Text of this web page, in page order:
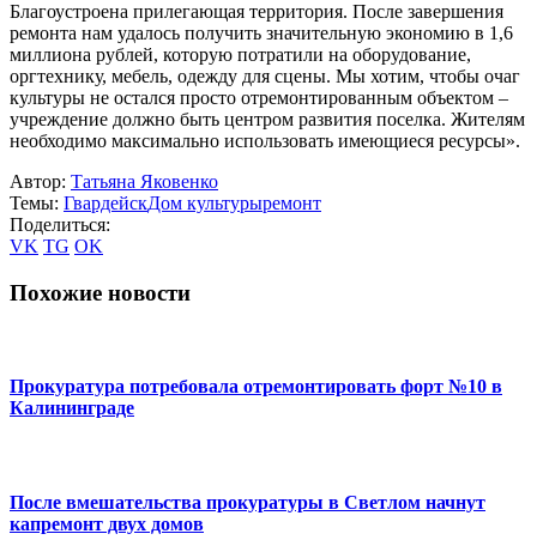
Благоустроена прилегающая территория. После завершения
ремонта нам удалось получить значительную экономию в 1,6
миллиона рублей, которую потратили на оборудование,
оргтехнику, мебель, одежду для сцены. Мы хотим, чтобы очаг
культуры не остался просто отремонтированным объектом –
учреждение должно быть центром развития поселка. Жителям
необходимо максимально использовать имеющиеся ресурсы».
Автор: Татьяна Яковенко
Темы: ГвардейскДом культурыремонт
Поделиться:
VK TG OK
Похожие новости
Прокуратура потребовала отремонтировать форт №10 в
Калининграде
После вмешательства прокуратуры в Светлом начнут
капремонт двух домов